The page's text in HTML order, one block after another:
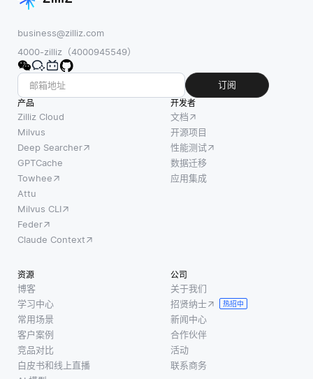
business@zilliz.com
4000-zilliz（4000945549）
订阅
产品
Zilliz Cloud
Milvus
Deep Searcher
GPTCache
Towhee
Attu
Milvus CLI
Feder
Claude Context
开发者
文档
开源项目
性能测试
数据迁移
应用集成
资源
博客
学习中心
常用场景
客户案例
竞品对比
白皮书和线上直播
公司
关于我们
招贤纳士
热招中
新闻中心
合作伙伴
活动
联系商务